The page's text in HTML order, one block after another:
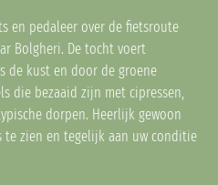
en pedaleer over de fietsroute
Bolgheri. De tocht voert
de kust en door de groene
die bezaaid zijn met cipressen,
dorpen. Heerlijk gewoon
te zien en tegelijk aan uw conditie